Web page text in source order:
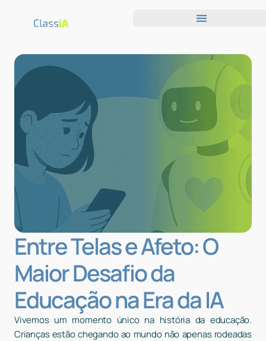
Entre Telas e Afeto: O
Maior Desafio da
Educação na Era da IA
Vivemos um momento único na história da educação.
Crianças estão chegando ao mundo não apenas rodeadas